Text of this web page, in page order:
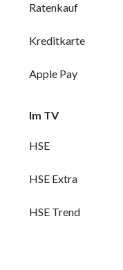
Ratenkauf
Kreditkarte
Apple Pay
Im TV
HSE
HSE Extra
HSE Trend